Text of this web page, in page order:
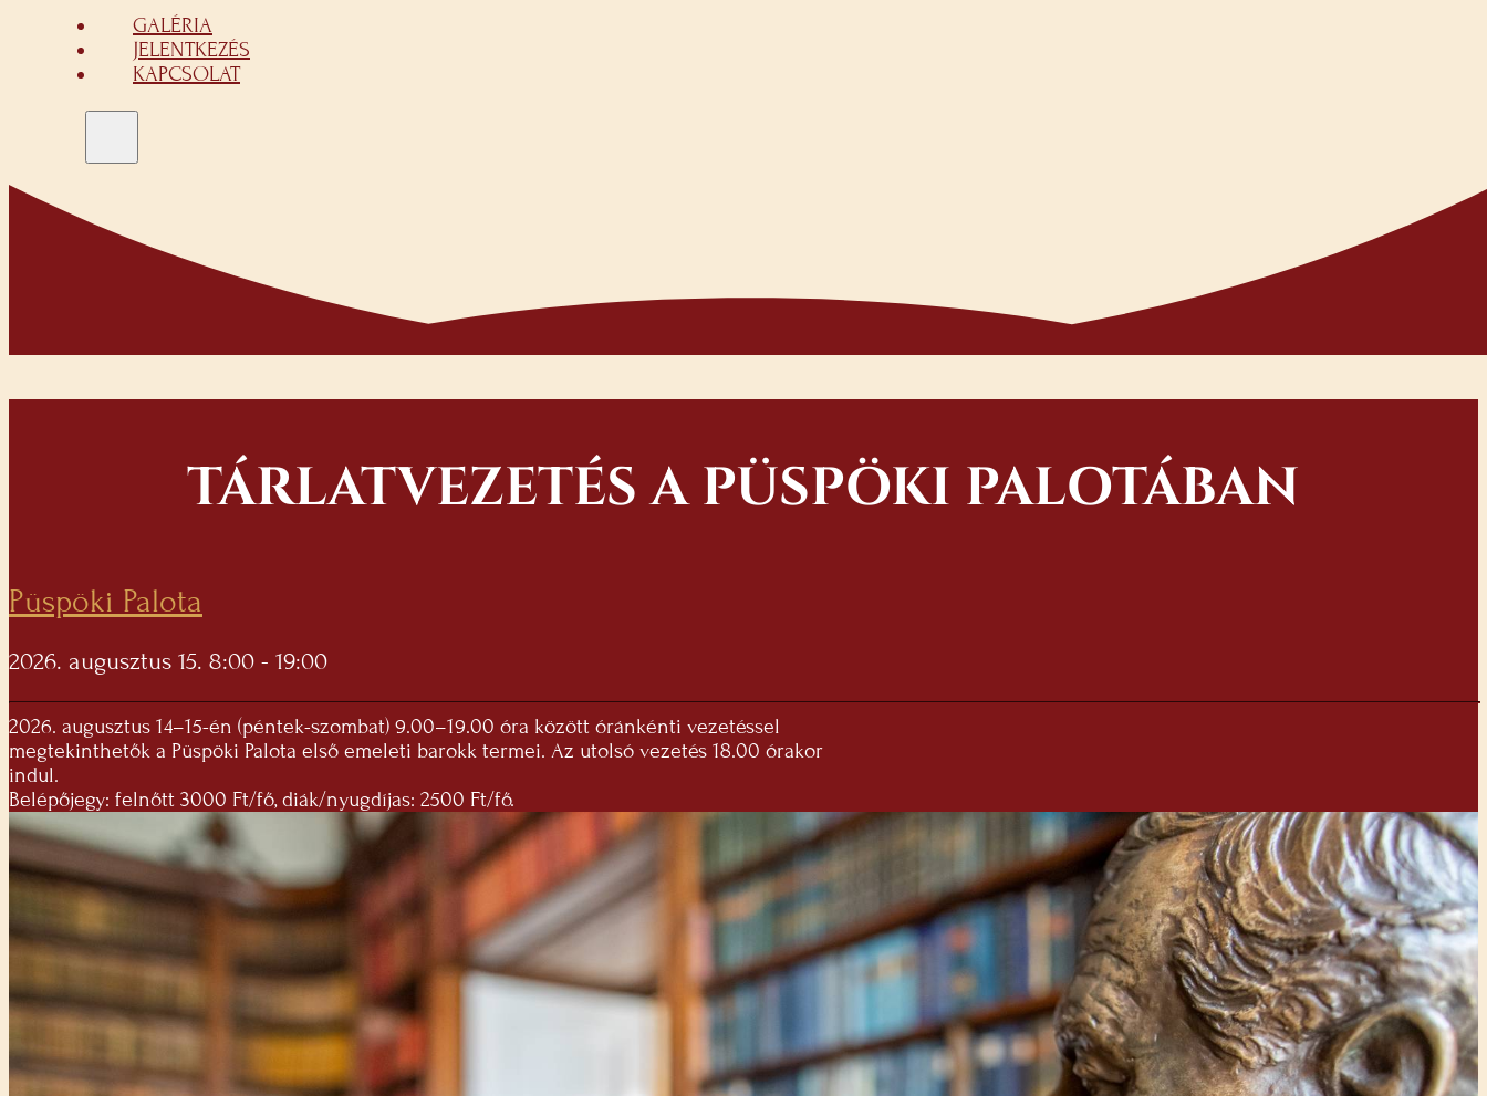
GALÉRIA
JELENTKEZÉS
KAPCSOLAT
TÁRLATVEZETÉS A PÜSPÖKI PALOTÁBAN
Püspöki Palota
2026. augusztus 15. 8:00 - 19:00
2026. augusztus 14–15-én (péntek-szombat) 9.00–19.00 óra között óránkénti vezetéssel
megtekinthetők a Püspöki Palota első emeleti barokk termei. Az utolsó vezetés 18.00 órakor
indul.
Belépőjegy: felnőtt 3000 Ft/fő, diák/nyugdíjas: 2500 Ft/fő.